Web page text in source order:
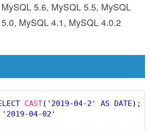
5.6, MySQL 5.5, MySQL
MySQL 4.1, MySQL 4.0.2
CAST( '2019-04-2' AS DATE);
'2019-04-02'